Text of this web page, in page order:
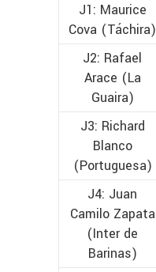
J1: Maurice
Cova (Táchira)
J2: Rafael
Arace (La
Guaira)
J3: Richard
Blanco
(Portuguesa)
J4: Juan
Camilo Zapata
(Inter de
Barinas)